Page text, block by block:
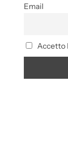
Email
Accetto